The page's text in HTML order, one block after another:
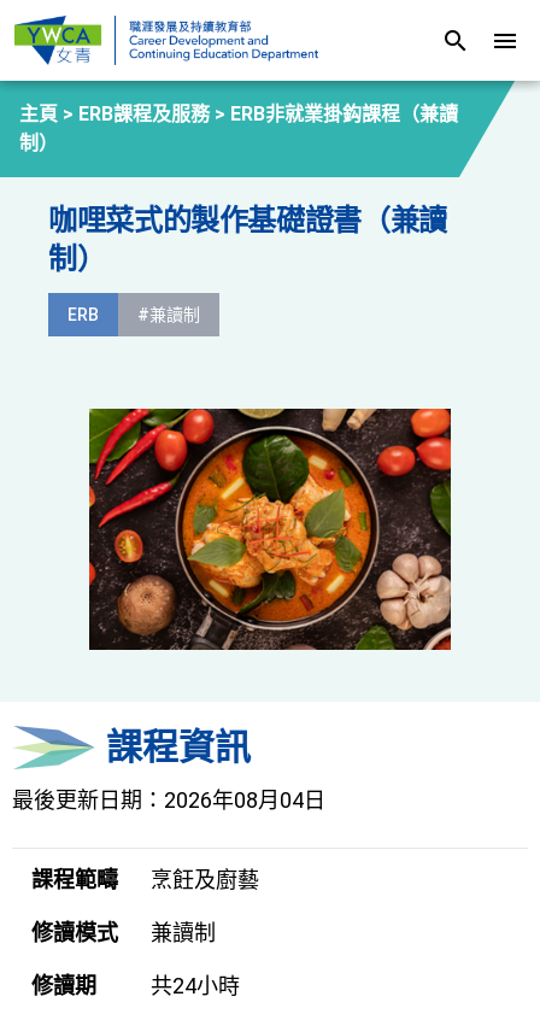
search menu
主頁 > ERB課程及服務 > ERB非就業掛鈎課程（兼讀
制）
咖哩菜式的製作基礎證書（兼讀
制）
ERB #兼讀制
課程資訊
最後更新日期：2026年08月04日
課程範疇 烹飪及廚藝
修讀模式 兼讀制
修讀期 共24小時